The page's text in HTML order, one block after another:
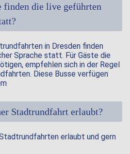
finden die live geführten
in Dresden finden
Sprache statt. Für Gäste die
empfehlen sich in der Regel
Diese Busse verfügen
Stadtrundfahrt erlaubt?
erlaubt und gern